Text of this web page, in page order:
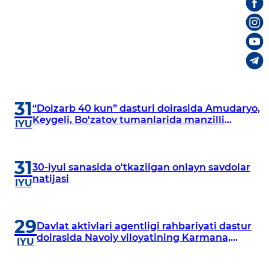
31
IYU
“Dolzarb 40 kun” dasturi doirasida Amudaryo,
Keygeli, Bo'zatov tumanlarida manzilli
31
IYU
30-iyul sanasida o'tkazilgan onlayn savdolar
natijasi
29
IYU
Davlat aktivlari agentligi rahbariyati dastur
doirasida Navoiy viloyatining Karmana,